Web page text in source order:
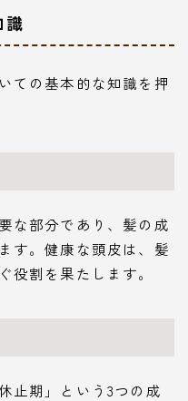
識
ての基本的な知識を押
な部分であり、髪の成
す。健康な頭皮は、髪
役割を果たします。
止期」という3つの成